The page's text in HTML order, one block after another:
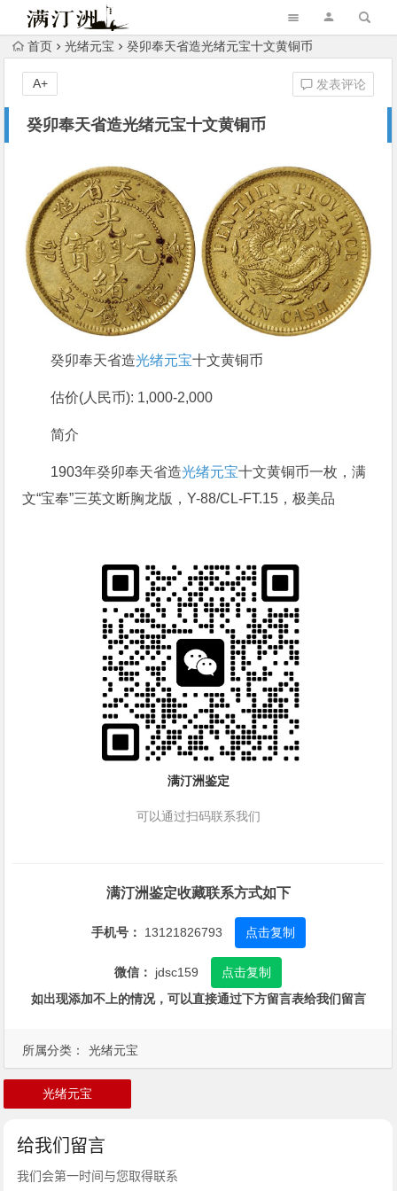
首页 光绪元宝 癸卯奉天省造光绪元宝十文黄铜币
癸卯奉天省造光绪元宝十文黄铜币
发表评论
A+
所属分类： 光绪元宝
癸卯奉天省造光绪元宝十文黄铜币
估价(人民币): 1,000-2,000
简介
1903年癸卯奉天省造光绪元宝十文黄铜币一枚，满
文“宝奉”三英文断胸龙版，Y-88/CL-FT.15，极美品
满汀洲鉴定
可以通过扫码联系我们
满汀洲鉴定收藏联系方式如下
手机号： 13121826793 点击复制
微信： jdsc159
点击复制
如出现添加不上的情况，可以直接通过下方留言表给我们留言
光绪元宝